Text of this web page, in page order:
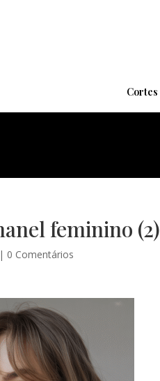
Cortes
feminino (2)
| 0 Comentários